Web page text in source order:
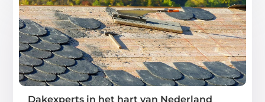
Dakexperts in het hart van Nederland